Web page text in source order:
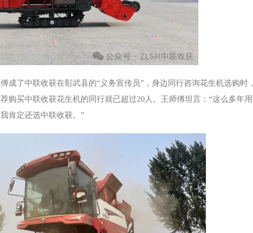
成了中联收获在彰武县的“义务宣传员”，身边同行咨询花生机选购时
购买中联收获花生机的同行就已超过20人。王师傅坦言：“这么多年
肯定还选中联收获。”